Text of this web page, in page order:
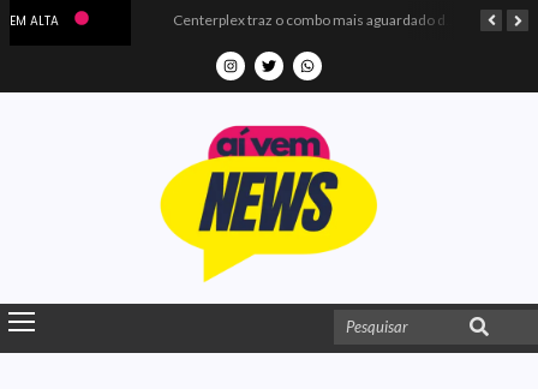
EM ALTA